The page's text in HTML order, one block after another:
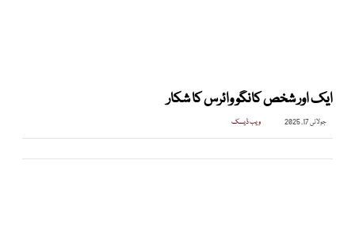
ایک اور شخص کانگو وائرس کا شکار
جولائی 17, 2025 ویب ڈیسک